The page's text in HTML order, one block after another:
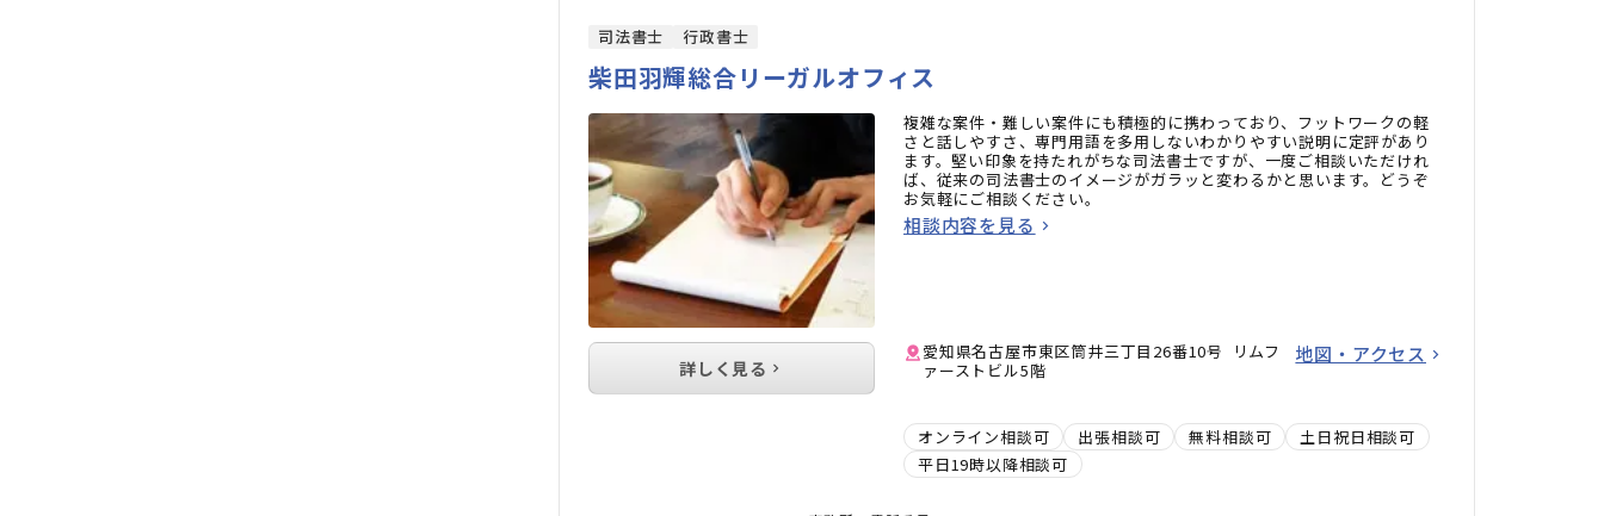
司法書士 行政書士
柴田羽輝総合リーガルオフィス
複雑な案件・難しい案件にも積極的に携わっており、フットワークの軽
さと話しやすさ、専門用語を多用しないわかりやすい説明に定評があり
ます。堅い印象を持たれがちな司法書士ですが、一度ご相談いただけれ
ば、従来の司法書士のイメージがガラッと変わるかと思います。どうぞ
お気軽にご相談ください。
相談内容を見る
愛知県名古屋市東区筒井三丁目26番10号 リムフ
ァーストビル5階
地図・アクセス
オンライン相談可 出張相談可 無料相談可
土日祝日相談可
平日19時以降相談可
詳しく見る